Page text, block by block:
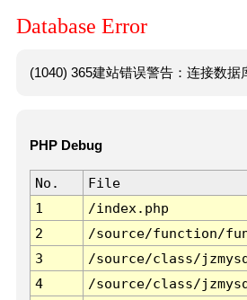
Database Error
(1040) 365建站错误警告：连接数
PHP Debug
No. File
1
/index.php
2
/source/function/
3
/source/class/
4
/source/class/